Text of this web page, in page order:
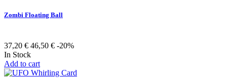
Zombi Floating Ball
37,20 € 46,50 € -20%
In Stock
Add to cart